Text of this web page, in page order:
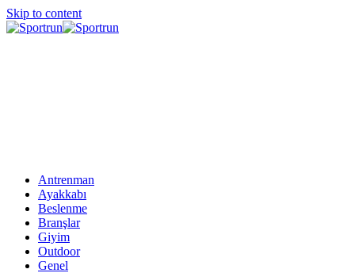
Skip to content
Antrenman
Ayakkabı
Beslenme
Branşlar
Giyim
Outdoor
Genel